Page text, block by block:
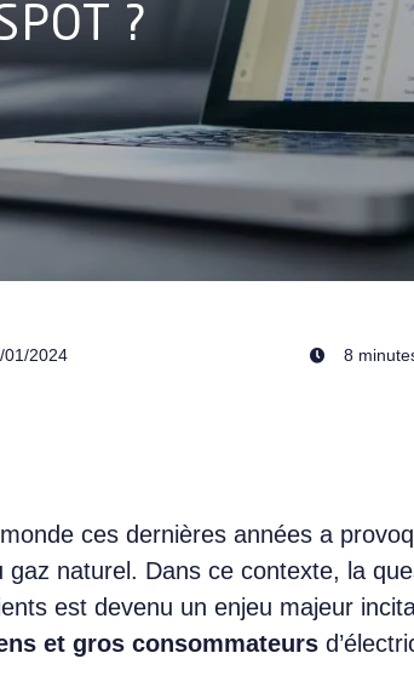
?
01/2024 8
ces dernières années a
gaz naturel . Dans ce contexte, la
est devenu un enjeu majeur
et gros consommateurs